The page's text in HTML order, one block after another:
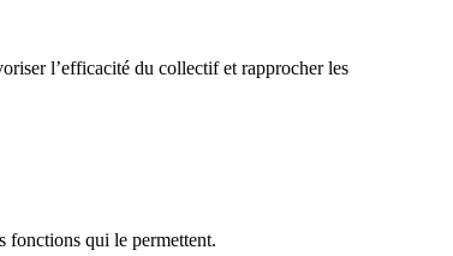
l’efficacité du collectif et rapprocher les
fonctions qui le permettent.